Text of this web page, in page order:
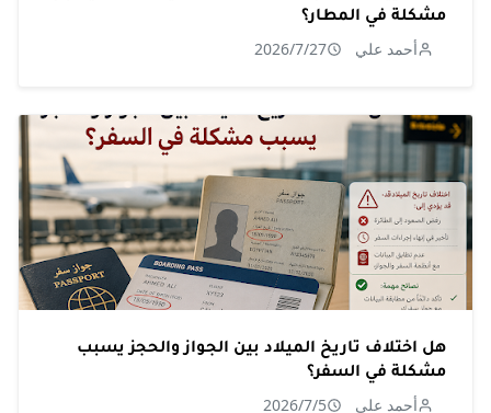
مشكلة في المطار؟
أحمد علي 2026/7/27
هل اختلاف تاريخ الميلاد بين الجواز والحجز يسبب
مشكلة في السفر؟
أحمد علي 2026/7/5